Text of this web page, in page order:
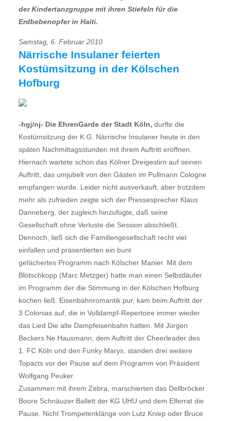
der Kindertanzgruppe mit ihren Stiefeln für die
Erdbebenopfer in Haiti.
Samstag, 6. Februar 2010
Närrische Insulaner feierten
Kostümsitzung in der Kölschen
Hofburg
-hgj/nj- Die EhrenGarde der Stadt Köln, durfte die
Kostümsitzung der K.G. Närrische Insulaner heute in den
späten Nachmittagsstunden mit ihrem Auftritt eröffnen.
Hiernach wartete schon das Kölner Dreigestirn auf seinen
Auftritt, das umjubelt von den Gästen im Pullmann Cologne
empfangen wurde. Leider nicht ausverkauft, aber trotzdem
mehr als zufrieden zeigte sich der Pressesprecher Klaus
Danneberg, der zugleich hinzufügte, daß seine
Gesellschaft ohne Verluste die Session abschließt.
Dennoch, ließ sich die Familiengesellschaft recht viel
einfallen und präsentierten ein bunt
gefächertes Programm nach Kölscher Manier. Mit dem
Blötschkopp (Marc Metzger) hatte man einen Selbstläufer
im Programm der die Stimmung in der Kölschen Hofburg
kochen ließ. Eisenbahnromantik pur, kam beim Auftritt der
3 Colonias auf, die in Volldampf-Repertoire immer wieder
das Lied Die alte Dampfeisenbahn hatten. Mit Jürgen
Beckers Ne Hausmann, dem Auftritt der Cheerleader des
1. FC Köln und den Funky Marys, standen drei weitere
Topacts vor der Pause auf dem Programm von Präsident
Wolfgang Peuker.
Zusammen mit ihrem Zebra, marschierten das Dellbröcker
Boore Schnäuzer Ballett der KG UHU und dem Elferrat die
Pause. Nicht Trompetenklänge von Lutz Kniep oder Bruce